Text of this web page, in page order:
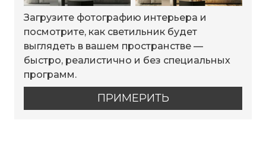
Загрузите фотографию интерьера и
посмотрите, как светильник будет
выглядеть в вашем пространстве —
быстро, реалистично и без специальных
программ.
ПРИМЕРИТЬ